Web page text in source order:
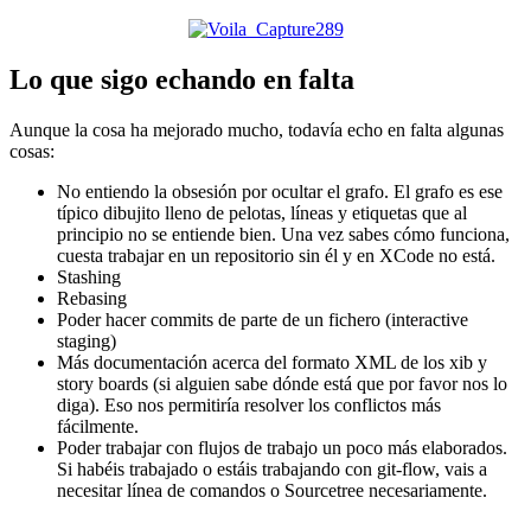
Lo que sigo echando en falta
Aunque la cosa ha mejorado mucho, todavía echo en falta algunas
cosas:
No entiendo la obsesión por ocultar el grafo. El grafo es ese
típico dibujito lleno de pelotas, líneas y etiquetas que al
principio no se entiende bien. Una vez sabes cómo funciona,
cuesta trabajar en un repositorio sin él y en XCode no está.
Stashing
Rebasing
Poder hacer commits de parte de un fichero (interactive
staging)
Más documentación acerca del formato XML de los xib y
story boards (si alguien sabe dónde está que por favor nos lo
diga). Eso nos permitiría resolver los conflictos más
fácilmente.
Poder trabajar con flujos de trabajo un poco más elaborados.
Si habéis trabajado o estáis trabajando con git-flow, vais a
necesitar línea de comandos o Sourcetree necesariamente.